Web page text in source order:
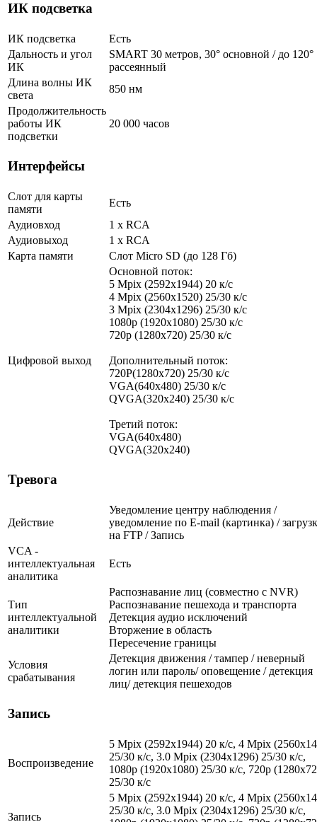
ИК подсветка
ИК подсветка
Есть
Дальность и угол
ИК
SMART 30 метров, 30° основной / до 120°
рассеянный
Длина волны ИК
света
850 нм
Продолжительность
работы ИК
подсветки
20 000 часов
Интерфейсы
Слот для карты
памяти
Есть
Аудиовход
1 х RCA
Аудиовыход
1 х RCA
Карта памяти
Слот Micro SD (до 128 Гб)
Цифровой выход
Основной поток:
5 Mpix (2592x1944) 20 к/с
4 Mpix (2560x1520) 25/30 к/с
3 Mpix (2304x1296) 25/30 к/с
1080p (1920x1080) 25/30 к/с
720p (1280х720) 25/30 к/с
Дополнительный поток:
720P(1280x720) 25/30 к/с
VGA(640x480) 25/30 к/с
QVGA(320x240) 25/30 к/с
Третий поток:
VGA(640x480)
QVGA(320x240)
Тревога
Действие
Уведомление центру наблюдения /
уведомление по E-mail (картинка) /
на FTP / Запись
VCA -
интеллектуальная
аналитика
Есть
Тип
интеллектуальной
аналитики
Распознавание лиц (совместно с NVR)
Распознавание пешехода и транспорта
Детекция аудио исключений
Вторжение в область
Пересечение границы
Условия
срабатывания
Детекция движения / тампер / неверный
логин или пароль/ оповещение / детекция
лиц/ детекция пешеходов
Запись
Воспроизведение
5 Mpix (2592x1944) 20 к/с, 4 Mpix
25/30 к/с, 3.0 Mpix (2304x1296) 25/30 к/с,
1080p (1920x1080) 25/30 к/с, 720p
25/30 к/с
Запись
5 Mpix (2592x1944) 20 к/с, 4 Mpix
25/30 к/с, 3.0 Mpix (2304x1296) 25/30 к/с,